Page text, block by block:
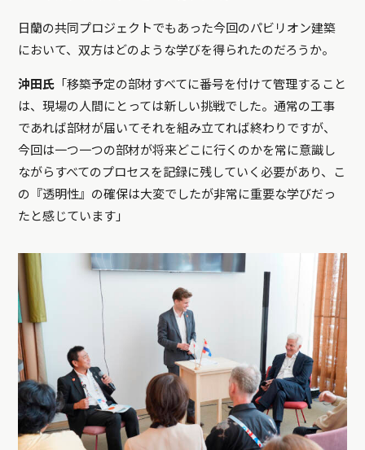
日蘭の共同プロジェクトでもあった今回のパビリオン建築
において、双方はどのような学びを得られたのだろうか。
沖田氏 「移築予定の部材すべてに番号を付けて管理すること
は、現場の人間にとっては新しい挑戦でした。通常の工事
であれば部材が届いてそれを組み立てれば終わりですが、
今回は一つ一つの部材が将来どこに行くのかを常に意識し
ながらすべてのプロセスを記録に残していく必要があり、こ
の『透明性』の確保は大変でしたが非常に重要な学びだっ
たと感じています」